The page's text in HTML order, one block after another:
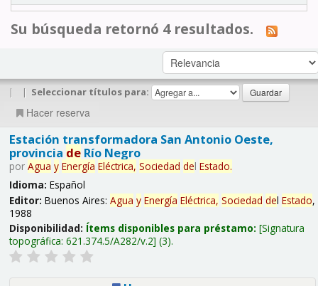
Su búsqueda retornó 4 resultados.
| | Seleccionar títulos para:
Hacer reserva
Estación transformadora San Antonio Oeste,
provincia deRío Negro
por Agua y Energía Eléctrica, Sociedad del Estado.
Idioma: Español
Editor: Buenos Aires: Agua y Energía Eléctrica, Sociedad del Estado,
1988
Disponibilidad: Ítems disponibles para préstamo: Signatura
topográfica: 621.374.5/A282/v.2 (3).